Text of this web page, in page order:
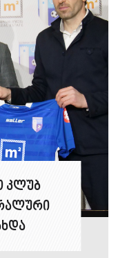
ᲙᲚᲣᲑ